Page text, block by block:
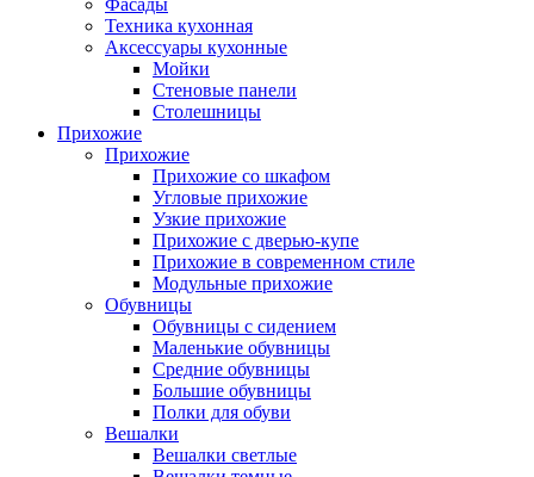
Фасады
Техника кухонная
Аксессуары кухонные
Мойки
Стеновые панели
Столешницы
Прихожие
Прихожие
Прихожие со шкафом
Угловые прихожие
Узкие прихожие
Прихожие с дверью-купе
Прихожие в современном стиле
Модульные прихожие
Обувницы
Обувницы с сидением
Маленькие обувницы
Средние обувницы
Большие обувницы
Полки для обуви
Вешалки
Вешалки светлые